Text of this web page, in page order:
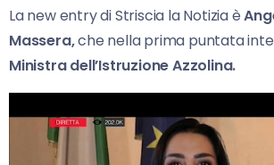
La new entry di Striscia la Notizia è
Massera,che nella prima puntata
Ministra dell’Istruzione Azzolina.